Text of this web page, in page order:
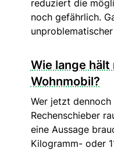
reduziert die
noch gefährlich.
Wie lange hält
Wohnmobil?
Wer jetzt
Rechenschieber
eine Aussage
Kilogramm- oder